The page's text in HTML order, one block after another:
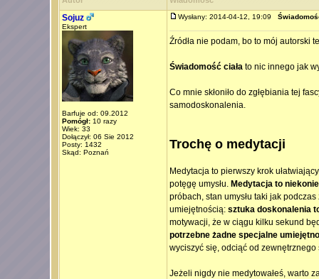
Sojuz
Ekspert
Barfuje od: 09.2012
Pomógł:10 razy
Wiek: 33
Dołączył: 06 Sie 2012
Posty: 1432
Skąd: Poznań
Wysłany: 2014-04-12, 19:09
Źródła nie podam, bo to mój autorski
Świadomość ciałato nic innego jak
Co mnie skłoniło do zgłębiania tej
samodoskonalenia.
Trochę o medytacji
Medytacja to pierwszy krok
potęgę umysłu. Medytacja to
próbach, stan umysłu taki jak
umiejętnością: sztuka doskonalenia
motywacji, że w ciągu kilku sekund
potrzebne żadne specjalne
wyciszyć się, odciąć od zewnętrznego
Jeżeli nigdy nie medytowałeś, warto